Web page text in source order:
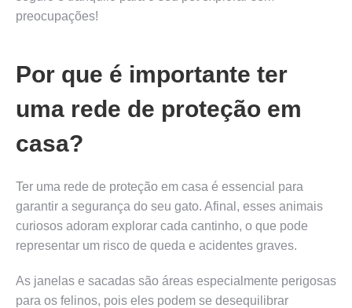
preocupações!
Por que é importante ter
uma rede de proteção em
casa?
Ter uma rede de proteção em casa é essencial para
garantir a segurança do seu gato. Afinal, esses animais
curiosos adoram explorar cada cantinho, o que pode
representar um risco de queda e acidentes graves.
As janelas e sacadas são áreas especialmente perigosas
para os felinos, pois eles podem se desequilibrar